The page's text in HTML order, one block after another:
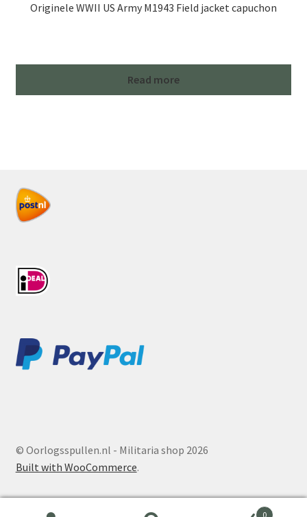
Originele WWII US Army M1943 Field jacket capuchon
Read more
© Oorlogsspullen.nl - Militaria shop 2026
Built with WooCommerce.
0